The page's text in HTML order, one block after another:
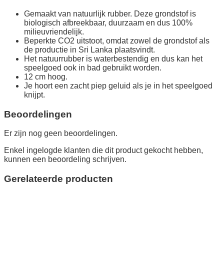
Gemaakt van natuurlijk rubber. Deze grondstof is
biologisch afbreekbaar, duurzaam en dus 100%
milieuvriendelijk.
Beperkte CO2 uitstoot, omdat zowel de grondstof als
de productie in Sri Lanka plaatsvindt.
Het natuurrubber is waterbestendig en dus kan het
speelgoed ook in bad gebruikt worden.
12 cm hoog.
Je hoort een zacht piep geluid als je in het speelgoed
knijpt.
Beoordelingen
Er zijn nog geen beoordelingen.
Enkel ingelogde klanten die dit product gekocht hebben,
kunnen een beoordeling schrijven.
Gerelateerde producten